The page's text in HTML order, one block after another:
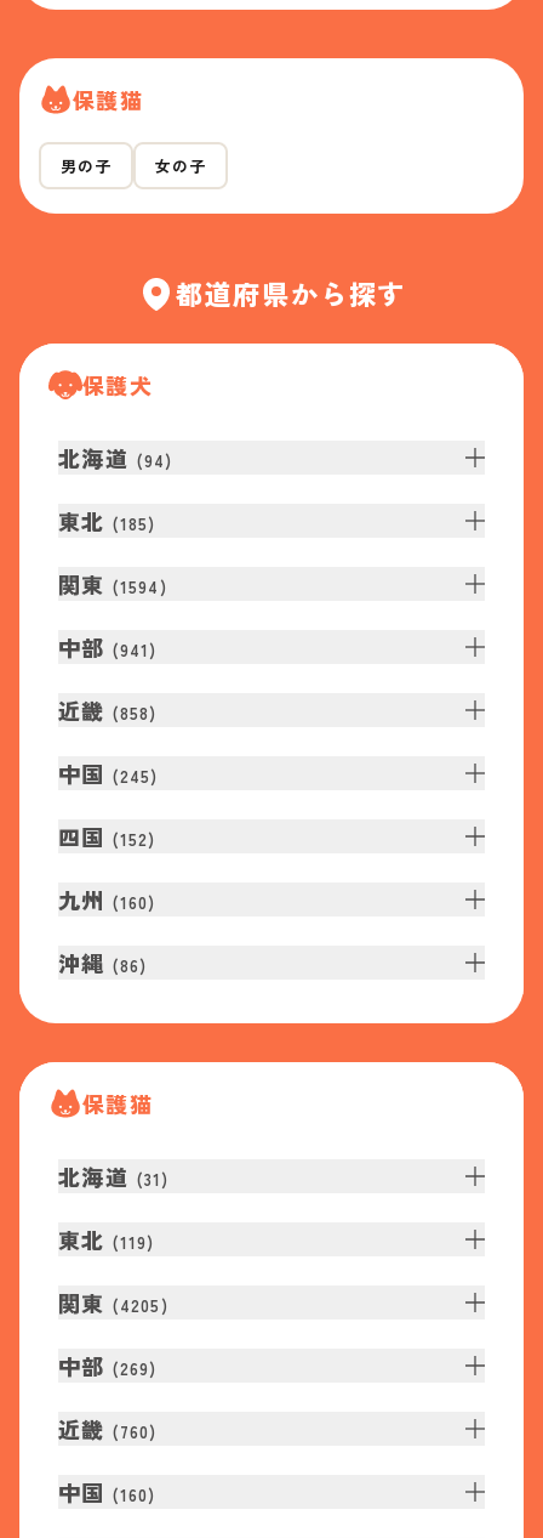
保護猫
男の子 女の子
都道府県から探す
保護犬
北海道 (94)
東北 (185)
関東 (1594 )
中部 (941 )
近畿 (858)
中国 (245)
四国 (152)
九州 (160)
沖縄 (86)
保護猫
北海道 (31 )
東北 (119)
関東 (4205 )
中部 (269)
近畿 (760)
中国 (160)